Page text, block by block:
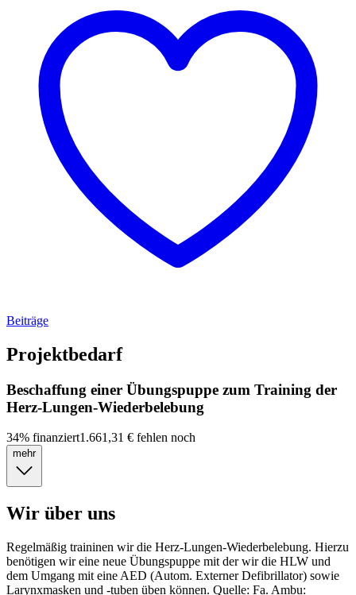
Beiträge
Projektbedarf
Beschaffung einer Übungspuppe zum Training der
Herz-Lungen-Wiederbelebung
34% finanziert1.661,31 € fehlen noch
mehr
Wir über uns
Regelmäßig traininen wir die Herz-Lungen-Wiederbelebung. Hierzu
benötigen wir eine neue Übungspuppe mit der wir die HLW und
dem Umgang mit eine AED (Autom. Externer Defibrillator) sowie
Larynxmasken und -tuben üben können. Quelle: Fa. Ambu: